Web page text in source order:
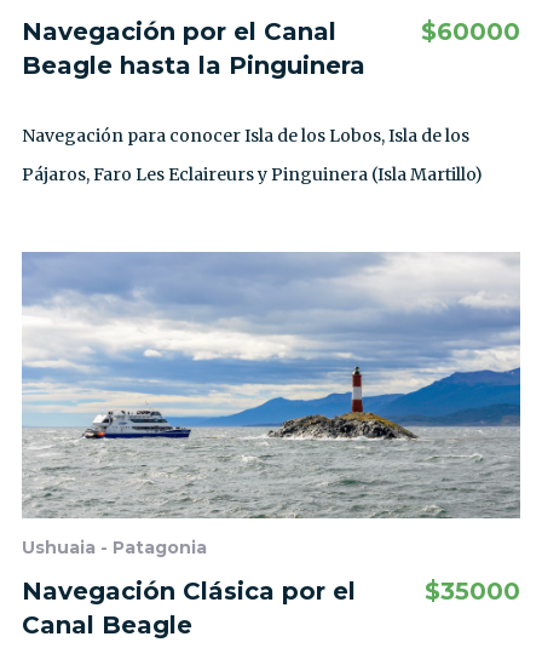
Navegación por el Canal
Beagle hasta la Pinguinera
$60000
Navegación para conocer Isla de los Lobos, Isla de los
Pájaros, Faro Les Eclaireurs y Pinguinera (Isla Martillo)
Ushuaia - Patagonia
Navegación Clásica por el
Canal Beagle
$35000